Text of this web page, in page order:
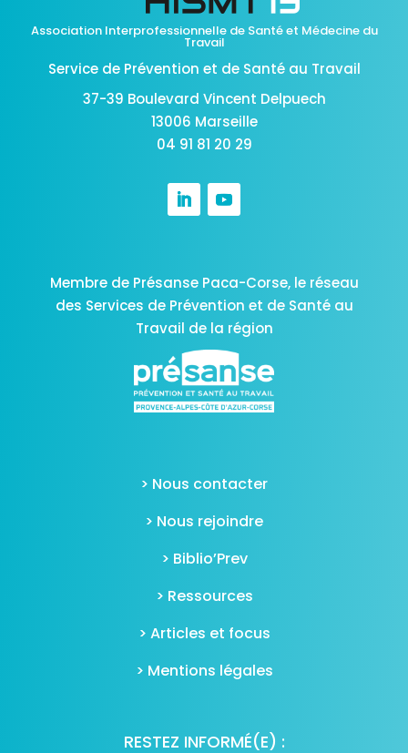
Association Interprofessionnelle de Santé et Médecine du
Travail
Service de Prévention et de Santé au Travail
37-39 Boulevard Vincent Delpuech
13006 Marseille
04 91 81 20 29
Membre de Présanse Paca-Corse, le réseau
des Services de Prévention et de Santé au
Travail de la région
> Nous contacter
> Nous rejoindre
> Biblio’Prev
> Ressources
> Articles et focus
> Mentions légales
RESTEZ INFORMÉ(E) :